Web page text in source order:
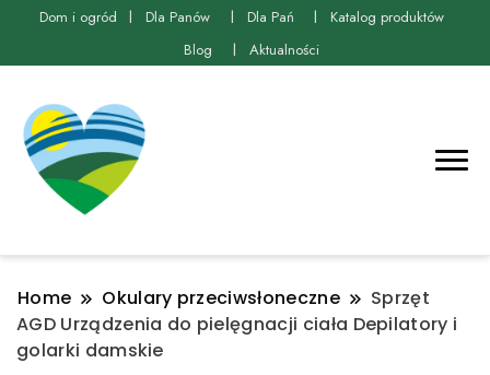
Dom i ogród Dla Panów Dla Pań
Katalog produktów
Blog
Aktualności
Home Okulary przeciwsłoneczne
Sprzęt
AGD Urządzenia do pielęgnacji ciała Depilatory i
golarki damskie